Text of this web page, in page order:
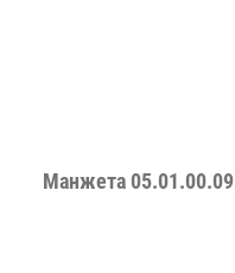
Манжета 05.01.00.09